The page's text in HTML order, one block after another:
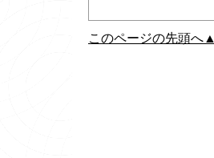
このページの先頭へ▲